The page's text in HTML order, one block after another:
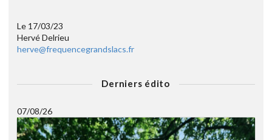
Le 17/03/23
Hervé Delrieu
herve@frequencegrandslacs.fr
Derniers édito
07/08/26